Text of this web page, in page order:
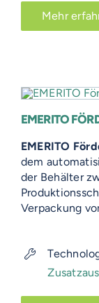
Mehr
EMERITO
EMERITO
dem
der Behälter
Verpackung